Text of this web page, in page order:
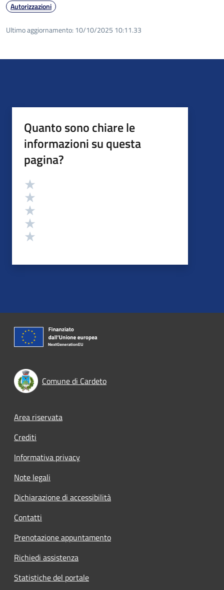
Autorizzazioni
Ultimo aggiornamento: 10/10/2025 10:11.33
Quanto sono chiare le
informazioni su questa
pagina?
Valutazione
Comune di Cardeto
Footer menu
Area riservata
Crediti
Informativa privacy
Note legali
Dichiarazione di accessibilità
Contatti
Prenotazione appuntamento
Richiedi assistenza
Statistiche del portale